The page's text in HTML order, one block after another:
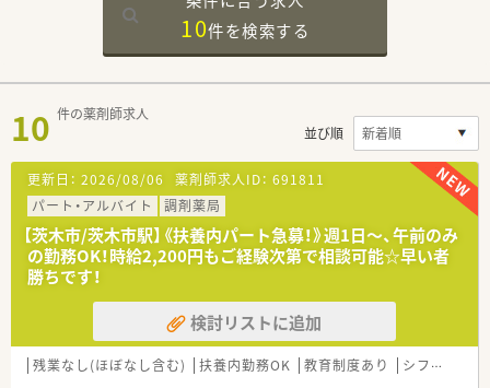
10件を検索する
10 件の薬剤師求人
並び順
更新日： 2026/08/06 薬剤師求人ID： 691811
パート・アルバイト
調剤薬局
【茨木市/茨木市駅】《扶養内パート急募！》週1日～、午前のみ
の勤務OK！時給2,200円もご経験次第で相談可能☆早い者
勝ちです！
検討リストに追加
残業なし(ほぼなし含む) 扶養内勤務OK 教育制度あり シフト制